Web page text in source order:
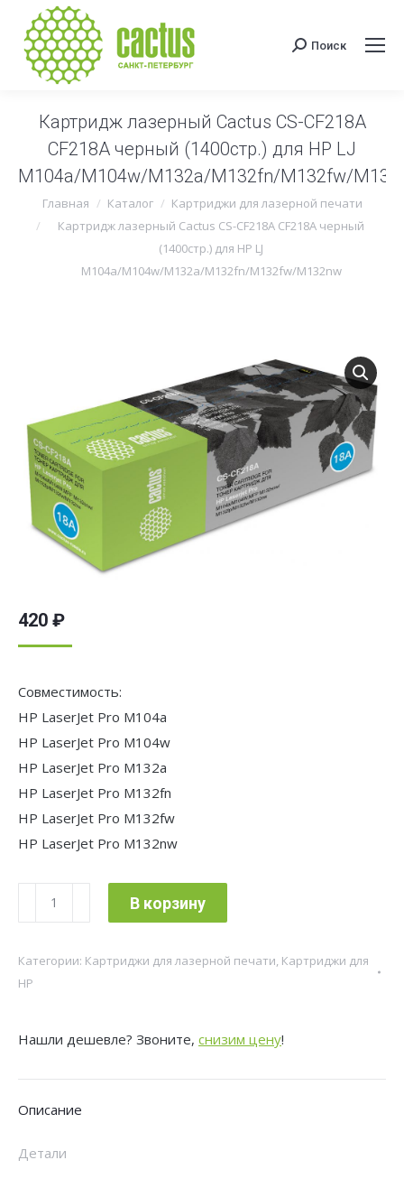
Поиск:
Поиск
Картридж лазерный Cactus CS-CF218A
CF218A черный (1400стр.) для HP LJ
M104a/M104w/M132a/M132fn/M132fw/
Вы здесь:
Главная Каталог
Картриджи для лазерной печати
Картридж лазерный Cactus CS-CF218A CF218A черный
(1400стр.) для HP LJ
M104a/M104w/M132a/M132fn/M132fw/M132nw
420 ₽
Совместимость:
HP LaserJet Pro M104a
HP LaserJet Pro M104w
HP LaserJet Pro M132a
HP LaserJet Pro M132fn
HP LaserJet Pro M132fw
HP LaserJet Pro M132nw
Количество
товара
лазерный
CF218A
для
В корзину
Категории: Картриджи для лазерной печати, Картриджи для
HP
Нашли дешевле? Звоните, снизим цену!
Описание
Детали